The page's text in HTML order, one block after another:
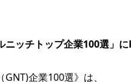
ッチトップ企業100選」に
企業100選》は、